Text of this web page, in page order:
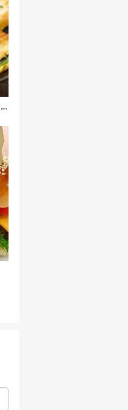
Omelete Low Carb Cetogênico de Forno Sabor Pizza